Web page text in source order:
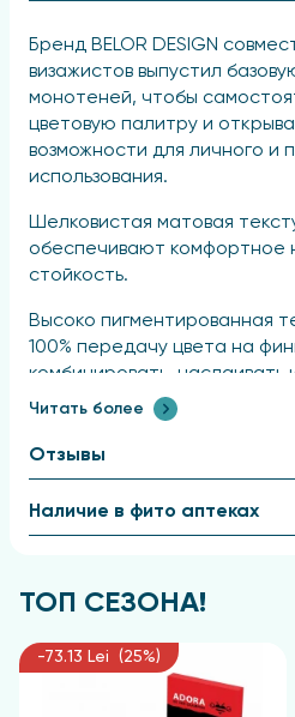
Бренд BELOR DESIGN
визажистов выпустил
монотеней, чтобы
цветовую палитру и
возможности для личного и
использования.
Шелковистая матовая
обеспечивают комфортное
стойкость.
Высоко пигментированная
100% передачу цвета на
комбинировать, наслаивать
плавность цветовых
Равномерно
кожи, хорошо поддается
придает ощущение
Адаптируются к
Визажисты составили
теплых и холодных
Читать более
Отзывы
Наличие в фито аптеках
ТОП СЕЗОНА!
-73.13 Lei (25%)